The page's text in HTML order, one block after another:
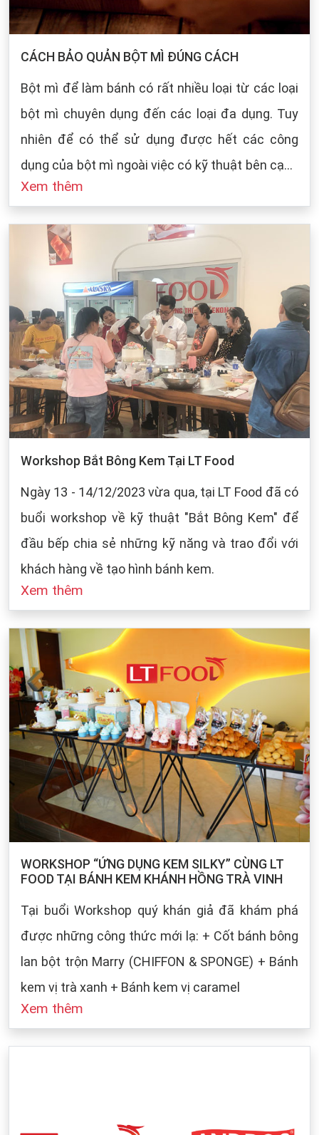
CÁCH BẢO QUẢN BỘT MÌ ĐÚNG CÁCH
Bột mì để làm bánh có rất nhiều loại từ các loại
bột mì chuyên dụng đến các loại đa dụng. Tuy
nhiên để có thể sử dụng được hết các công
dụng của bột mì ngoài việc có kỹ thuật bên cạnh
đó cũng dựa vào sự bảo quản của chúng ta khi
cách bảo quản chung cho các loại bột mì:
Xem thêm
Workshop Bắt Bông Kem Tại LT Food
Ngày 13 - 14/12/2023 vừa qua, tại LT Food đã có
buổi workshop về kỹ thuật "Bắt Bông Kem" để
đầu bếp chia sẻ những kỹ năng và trao đổi với
khách hàng về tạo hình bánh kem.
Xem thêm
WORKSHOP “ỨNG DỤNG KEM SILKY” CÙNG LT
FOOD TẠI BÁNH KEM KHÁNH HỒNG TRÀ VINH
Tại buổi Workshop quý khán giả đã khám phá
được những công thức mới lạ: + Cốt bánh bông
lan bột trộn Marry (CHIFFON & SPONGE) + Bánh
kem vị trà xanh + Bánh kem vị caramel
Xem thêm